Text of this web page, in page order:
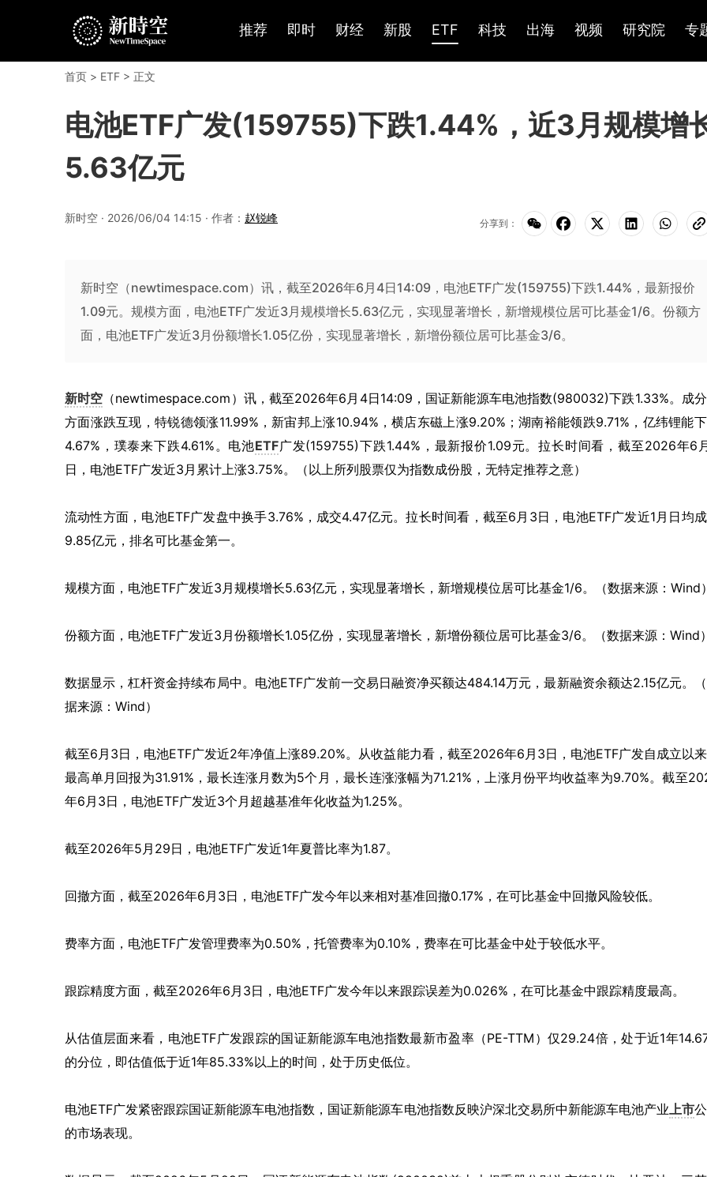
推荐 即时 财经 新股 ETF 科技 出海 视频 研究院 专
首页 > ETF > 正文
电池ETF广发(159755)下跌1.44%，近3月规模增
5.63亿元
新时空 · 2026/06/04 14:15 · 作者： 赵锐峰 分享到：
新时空（newtimespace.com）讯，截至2026年6月4日14:09，电池ETF广发(159755)下跌1.44%，最新报价
1.09元。规模方面，电池ETF广发近3月规模增长5.63亿元，实现显著增长，新增规模位居可比基金1/6。份额方
面，电池ETF广发近3月份额增长1.05亿份，实现显著增长，新增份额位居可比基金3/6。
新时空 （newtimespace.com）讯，截至2026年6月4日14:09，国证新能源车电池指数(980032)下跌1.33%。成
方面涨跌互现，特锐德领涨11.99%，新宙邦上涨10.94%，横店东磁上涨9.20%；湖南裕能领跌9.71%，亿纬锂能
4.67%，璞泰来下跌4.61%。电池ETF广发(159755)下跌1.44%，最新报价1.09元。拉长时间看，截至2026年6
日，电池ETF广发近3月累计上涨3.75%。（以上所列股票仅为指数成份股，无特定推荐之意）
流动性方面，电池ETF广发盘中换手3.76%，成交4.47亿元。拉长时间看，截至6月3日，电池ETF广发近1月日均
9.85亿元，排名可比基金第一。
规模方面，电池ETF广发近3月规模增长5.63亿元，实现显著增长，新增规模位居可比基金1/6。（数据来源：Wind）
份额方面，电池ETF广发近3月份额增长1.05亿份，实现显著增长，新增份额位居可比基金3/6。（数据来源：Wind）
数据显示，杠杆资金持续布局中。电池ETF广发前一交易日融资净买额达484.14万元，最新融资余额达2.15亿元。
据来源：Wind）
截至6月3日，电池ETF广发近2年净值上涨89.20%。从收益能力看，截至2026年6月3日，电池ETF广发自成立以来
最高单月回报为31.91%，最长连涨月数为5个月，最长连涨涨幅为71.21%，上涨月份平均收益率为9.70%。截至
年6月3日，电池ETF广发近3个月超越基准年化收益为1.25%。
截至2026年5月29日，电池ETF广发近1年夏普比率为1.87。
回撤方面，截至2026年6月3日，电池ETF广发今年以来相对基准回撤0.17%，在可比基金中回撤风险较低。
费率方面，电池ETF广发管理费率为0.50%，托管费率为0.10%，费率在可比基金中处于较低水平。
跟踪精度方面，截至2026年6月3日，电池ETF广发今年以来跟踪误差为0.026%，在可比基金中跟踪精度最高。
从估值层面来看，电池ETF广发跟踪的国证新能源车电池指数最新市盈率（PE-TTM）仅29.24倍，处于近1年
的分位，即估值低于近1年85.33%以上的时间，处于历史低位。
电池ETF广发紧密跟踪国证新能源车电池指数，国证新能源车电池指数反映沪深北交易所中新能源车电池产业上市
的市场表现。